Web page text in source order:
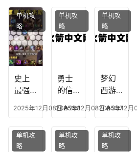
凡，
梦幻
十二
生肖
攻
略，
魔兽
世界
魔，
乐园
团装
备任
史上
最强
容搭
配，
最强
2025年12月08日 298
单机攻
略
勇士
的信
物技
能，
勇士
的信
2025年12月08日 337
单机攻
略
梦幻
西游
炼丹
炉攻
略，
梦幻
2025年12月
单机攻
略
单机攻
略
单机攻
略
单机攻
略